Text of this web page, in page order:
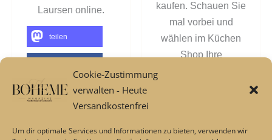
Cookie-Zustimmung
verwalten - Heute
Versandkostenfrei
Um dir optimale Services und Informationen zu bieten, verwenden wir
Laursen online.
teilen
teilen
kaufen. Schauen Sie
mal vorbei und
wählen im Küchen
Shop Ihre